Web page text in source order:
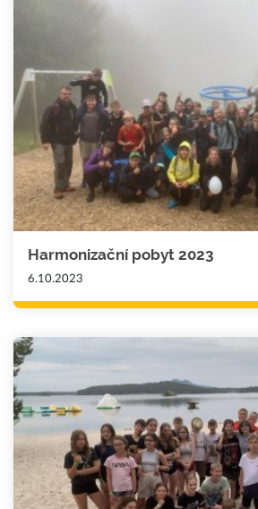
Harmonizační pobyt 2023
6.10.2023